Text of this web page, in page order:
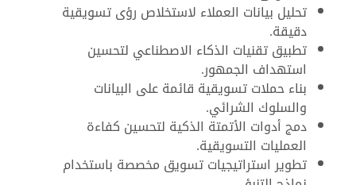
تحليل بيانات العملاء لاستخلاص رؤى تسويقية
دقيقة.
تطبيق تقنيات الذكاء الاصطناعي لتحسين
استهداف الجمهور.
بناء حملات تسويقية قائمة على البيانات
والسلوك الشرائي.
دمج أدوات الأتمتة الذكية لتحسين كفاءة
العمليات التسويقية.
تطوير استراتيجيات تسويق مخصصة باستخدام